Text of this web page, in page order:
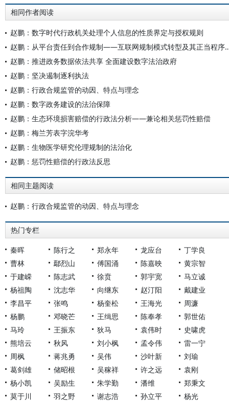
相同作者阅读
赵鹏：数字时代行政机关处理个人信息的性质界定与授权规则
赵鹏：从平台责任到合作规
赵鹏：推进政务数据依法共享 全面建设数字法治政府
赵鹏：坚决遏制逐利执法
赵鹏：行政合规监管的动因、特点与理念
赵鹏：数字政务建设的法治保障
赵鹏：生态环境损害赔偿的行政法分析——兼论相关惩罚性赔偿
赵鹏：梅兰芳表字浣华考
赵鹏：生物医学研究伦理规制的法治化
赵鹏：惩罚性赔偿的行政法反思
相同主题阅读
赵鹏：行政合规监管的动因、特点与理念
热门专栏
秦晖 陈行之 郑永年 龙应台
丁学良
曹林
鄢烈山 傅国涌 陈嘉映
黄宗智
于建嵘
陈志武 徐贲 郭宇宽
马立诚
杨祖陶
沈志华 向继东 赵汀阳
戴建业
李昌平
张鸣 杨奎松 王海光
周濂
杨鹏
邓晓芒 王缉思 陈奉孝
郭世佑
马玲
王振东 狄马 袁伟时
史啸虎
熊培云
秋风 刘小枫 孟令伟
雷一宁
周枫
蒋兆勇 吴伟 沙叶新
刘瑜
葛剑雄
储昭根 吴稼祥 许之远
袁刚
杨小凯
吴励生 朱学勤 潘维
郑秉文
莫于川
羽之野 谢志浩 孙立平 杨光